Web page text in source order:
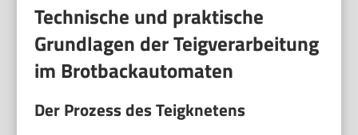
Technische und praktische
Grundlagen der Teigverarbeitung
im Brotbackautomaten
Der Prozess des Teigknetens